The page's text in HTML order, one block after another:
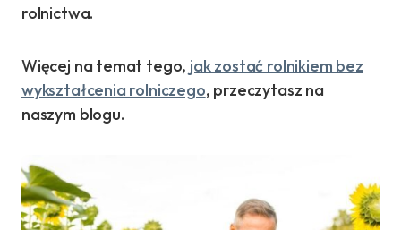
rolnictwa.
Więcej na temat tego, jak zostać rolnikiem bez
wykształcenia rolniczego, przeczytasz na
naszym blogu.